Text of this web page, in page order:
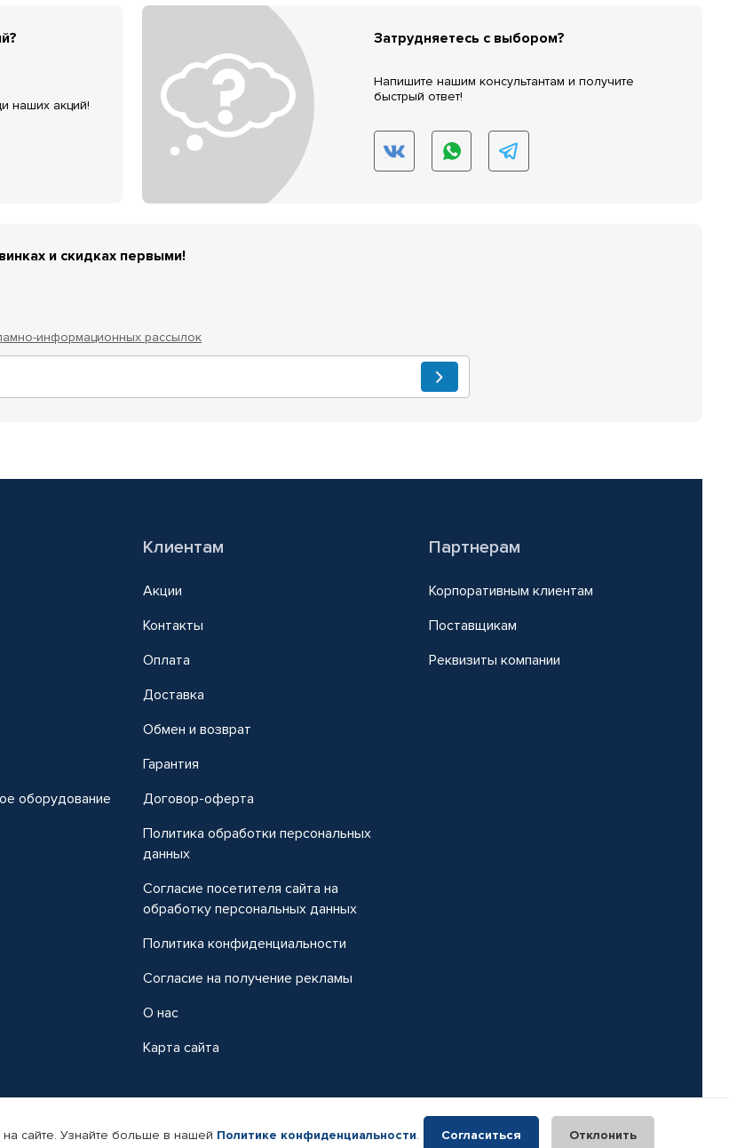
наших акций!
Затрудняетесь с выбором?
Напишите нашим консультантам и получите
быстрый ответ!
и скидках первыми!
информационных рассылок
оборудование
Клиентам
Акции
Контакты
Оплата
Доставка
Обмен и возврат
Гарантия
Договор-оферта
Политика обработки персональных
данных
Согласие посетителя сайта на
обработку персональных данных
Политика конфиденциальности
Согласие на получение рекламы
О нас
Карта сайта
Партнерам
Корпоративным клиентам
Поставщикам
Реквизиты компании
товаров Автопрофи.
сайте. Узнайте больше в нашей Политике конфиденциальности. Согласиться Отклонить